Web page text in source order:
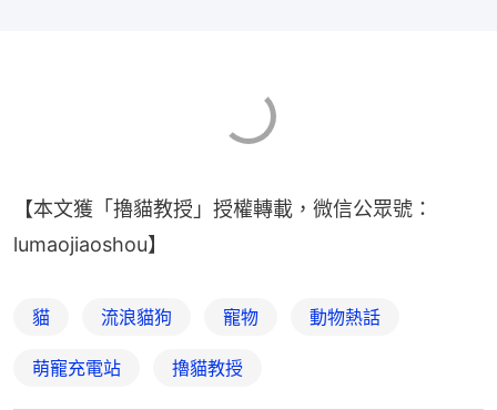
【本文獲「擼貓教授」授權轉載，微信公眾號：
lumaojiaoshou】
貓 流浪貓狗 寵物 動物熱話
萌寵充電站 擼貓教授